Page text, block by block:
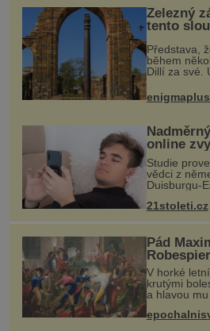
Železný
tento
nezná rez?
Představa,
během
Dillí za své.
Qutb stojí
vysoký
přibližně 1
online
zhoršuje
studie
Studie
vědci z
Duisburgu-
spojeno s
21stoleti.cz
Pád
jakobína
V horké
krutými
a hlavou
si na jednu